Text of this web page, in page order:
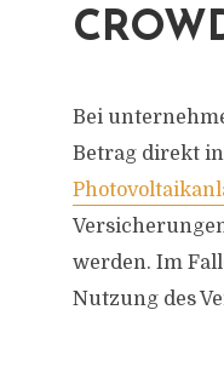
Bei
Betrag direkt
werden. Im
Nutzung des